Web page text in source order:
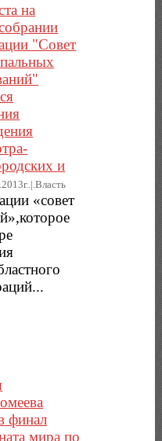
на
"Совет
и
«совет
финал
мира по